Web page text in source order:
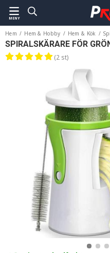
MENY
Hem / Hem & Hobby / Hem & Kök /
SPIRALSKÄRARE FÖR
(2 st)